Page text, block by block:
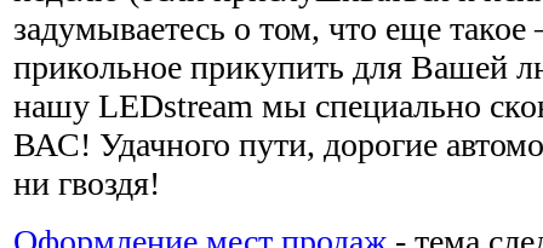
задумываетесь о том, что еще такое
прикольное прикупить для Вашей
нашу LEDstream мы специально
ВАС! Удачного пути, дорогие
ни гвоздя!